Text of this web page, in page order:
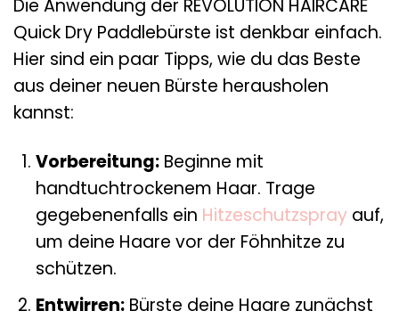
Die Anwendung der REVOLUTION HAIRCARE
Quick Dry Paddlebürste ist denkbar einfach.
Hier sind ein paar Tipps, wie du das Beste
aus deiner neuen Bürste herausholen
kannst:
Vorbereitung:Beginne mit
handtuchtrockenem Haar. Trage
gegebenenfalls ein Hitzeschutzsprayauf,
um deine Haare vor der Föhnhitze zu
schützen.
Entwirren:Bürste deine Haare zunächst